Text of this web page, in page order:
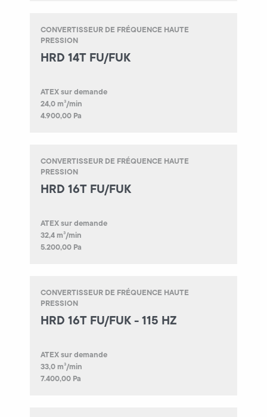
CONVERTISSEUR DE FRÉQUENCE HAUTE
PRESSION
HRD 14T FU/FUK
ATEX sur demande
24,0 m³/min
4.900,00 Pa
CONVERTISSEUR DE FRÉQUENCE HAUTE
PRESSION
HRD 16T FU/FUK
ATEX sur demande
32,4 m³/min
5.200,00 Pa
CONVERTISSEUR DE FRÉQUENCE HAUTE
PRESSION
HRD 16T FU/FUK - 115 HZ
ATEX sur demande
33,0 m³/min
7.400,00 Pa